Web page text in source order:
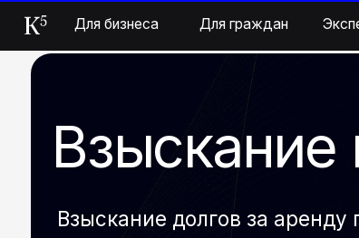
Для граждан
Для бизнеса Экспертиза
Для граждан
Для бизнеса Экспертиза
Взыскание
решение споров между